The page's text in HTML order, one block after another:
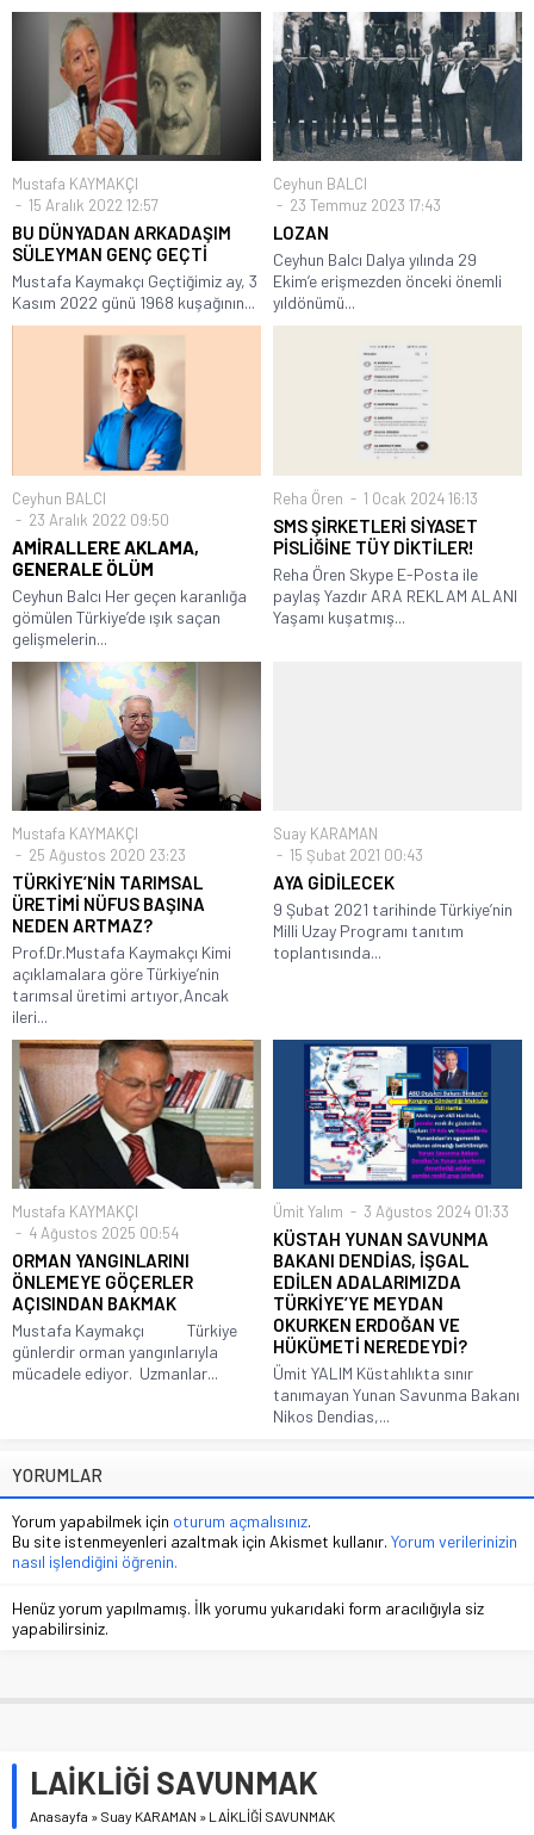
Mustafa KAYMAKÇI
15 Aralık 2022 12:57
BU DÜNYADAN ARKADAŞIM
SÜLEYMAN GENÇ GEÇTİ
Mustafa Kaymakçı Geçtiğimiz ay, 3
Kasım 2022 günü 1968 kuşağının...
Ceyhun BALCI
23 Temmuz 2023 17:43
LOZAN
Ceyhun Balcı Dalya yılında 29
Ekim’e erişmezden önceki önemli
yıldönümü...
Ceyhun BALCI
23 Aralık 2022 09:50
AMİRALLERE AKLAMA,
GENERALE ÖLÜM
Ceyhun Balcı Her geçen karanlığa
gömülen Türkiye’de ışık saçan
gelişmelerin...
Reha Ören 1 Ocak 2024 16:13
SMS ŞİRKETLERİ SİYASET
PİSLİĞİNE TÜY DİKTİLER!
Reha Ören Skype E-Posta ile
paylaş Yazdır ARA REKLAM ALANI
Yaşamı kuşatmış...
Mustafa KAYMAKÇI
25 Ağustos 2020 23:23
TÜRKİYE’NİN TARIMSAL
ÜRETİMİ NÜFUS BAŞINA
NEDEN ARTMAZ?
Prof.Dr.Mustafa Kaymakçı Kimi
açıklamalara göre Türkiye’nin
tarımsal üretimi artıyor,Ancak
ileri...
Suay KARAMAN
15 Şubat 2021 00:43
AYA GİDİLECEK
9 Şubat 2021 tarihinde Türkiye’nin
Milli Uzay Programı tanıtım
toplantısında...
Mustafa KAYMAKÇI
4 Ağustos 2025 00:54
ORMAN YANGINLARINI
ÖNLEMEYE GÖÇERLER
AÇISINDAN BAKMAK
Mustafa Kaymakçı Türkiye
günlerdir orman yangınlarıyla
mücadele ediyor. Uzmanlar...
Ümit Yalım 3 Ağustos 2024 01:33
KÜSTAH YUNAN SAVUNMA
BAKANI DENDİAS, İŞGAL
EDİLEN ADALARIMIZDA
TÜRKİYE’YE MEYDAN
OKURKEN ERDOĞAN VE
HÜKÜMETİ NEREDEYDİ?
Ümit YALIM Küstahlıkta sınır
tanımayan Yunan Savunma Bakanı
Nikos Dendias,...
YORUMLAR
Yorum yapabilmek için oturum açmalısınız.
Bu site istenmeyenleri azaltmak için Akismet kullanır. Yorum verilerinizin
nasıl işlendiğini öğrenin.
Henüz yorum yapılmamış. İlk yorumu yukarıdaki form aracılığıyla siz
yapabilirsiniz.
LAİKLİĞİ SAVUNMAK
Anasayfa » Suay KARAMAN » LAİKLİĞİ SAVUNMAK